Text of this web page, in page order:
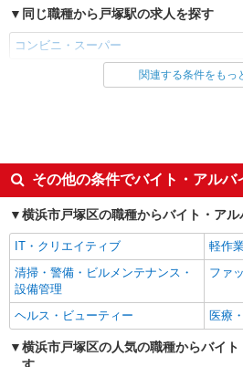
同じ職種から戸塚駅の求人を探す
コンビニ・スーパー
同じ雇用形態から戸塚駅の求人を探す
未経験歓迎
フリ
ミドル（40代～）活躍中
エル
シニア（60代～）活躍中
ボー
昇給あり
週2～
扶養内勤務OK
交通
社会保険あり
関連する条件をもっ
その他の条件でバイト・アルバ
横浜市戸塚区の職種からバイト・ア
IT・クリエイティブ
軽作
清掃・警備・ビルメンテナンス・
設備管理
ファ
ヘルス・ビューティー 医療
横浜市戸塚区の人気の職種からバイ